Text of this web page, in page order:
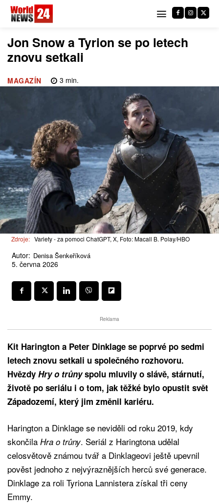
Jon Snow a Tyrion se po letech
znovu setkali
MAGAZÍN 3 min.
Zdroje: Variety - za pomoci ChatGPT, X, Foto: Macall B. Polay/HBO
Autor: Denisa Šenkeříková
5. června 2026
Reklama
Kit Harington a Peter Dinklage se poprvé po sedmi
letech znovu setkali u společného rozhovoru.
Hvězdy Hry o trůnyspolu mluvily o slávě, stárnutí,
životě po seriálu i o tom, jak těžké bylo opustit svět
Západozemí, který jim změnil kariéru.
Harington a Dinklage se neviděli od roku 2019, kdy
skončila Hra o trůny. Seriál z Haringtona udělal
celosvětově známou tvář a Dinklageovi ještě upevnil
pověst jednoho z nejvýraznějších herců své generace.
Dinklage za roli Tyriona Lannistera získal tři ceny
Emmy.